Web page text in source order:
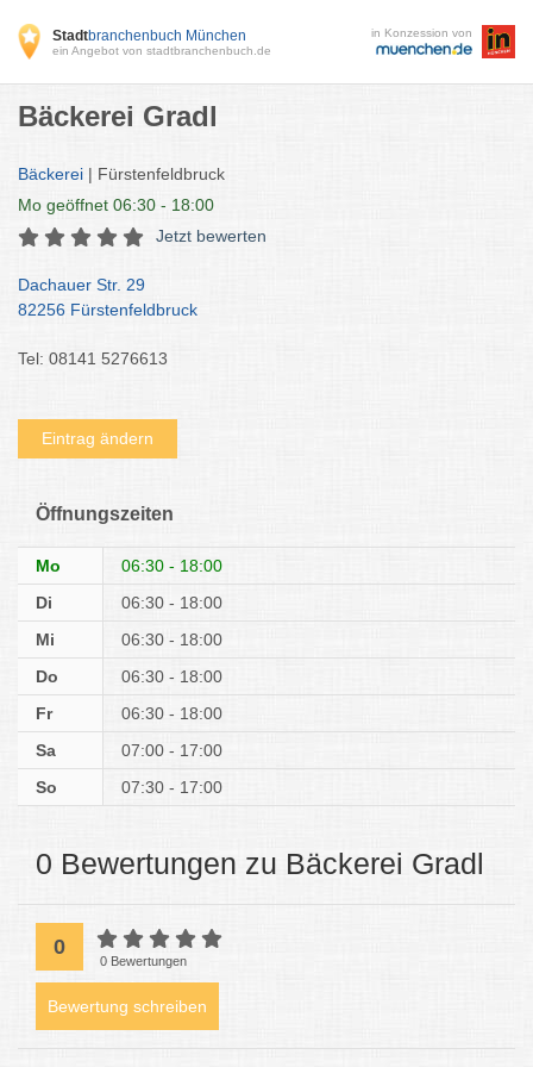
Stadtbranchenbuch München
ein Angebot von stadtbranchenbuch.de
in Konzession von
Bäckerei Gradl
Bäckerei | Fürstenfeldbruck
Mo geöffnet 06:30 - 18:00
Jetzt bewerten
Dachauer Str. 29
82256 Fürstenfeldbruck
Tel: 08141 5276613
Eintrag ändern
Öffnungszeiten
Mo
06:30 - 18:00
Di
06:30 - 18:00
Mi
06:30 - 18:00
Do
06:30 - 18:00
Fr
06:30 - 18:00
Sa
07:00 - 17:00
So
07:30 - 17:00
0 Bewertungen zu Bäckerei Gradl
0
0 Bewertungen
Bewertung schreiben